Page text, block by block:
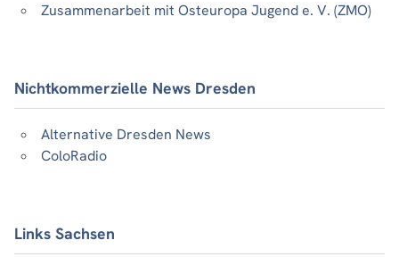
Zusammenarbeit mit Osteuropa Jugend e. V. (ZMO)
Nichtkommerzielle News Dresden
Alternative Dresden News
ColoRadio
Links Sachsen